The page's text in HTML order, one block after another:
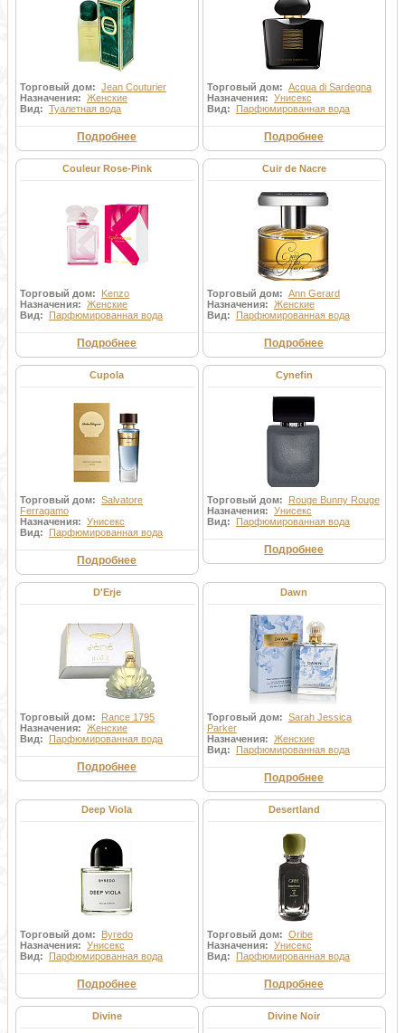
Торговый дом: Jean Couturier
Назначения: Женские
Вид: Туалетная вода
Подробнее
Торговый дом: Acqua di Sardegna
Назначения: Унисекс
Вид: Парфюмированная вода
Подробнее
Couleur Rose-Pink
Торговый дом: Kenzo
Назначения: Женские
Вид: Парфюмированная вода
Подробнее
Cuir de Nacre
Торговый дом: Ann Gerard
Назначения: Женские
Вид: Парфюмированная вода
Подробнее
Cupola
Торговый дом: Salvatore
Ferragamo
Назначения: Унисекс
Вид: Парфюмированная вода
Подробнее
Cynefin
Торговый дом: Rouge Bunny Rouge
Назначения: Унисекс
Вид: Парфюмированная вода
Подробнее
D'Erje
Торговый дом: Rance 1795
Назначения: Женские
Вид: Парфюмированная вода
Подробнее
Dawn
Торговый дом: Sarah Jessica
Parker
Назначения: Женские
Вид: Парфюмированная вода
Подробнее
Deep Viola
Торговый дом: Byredo
Назначения: Унисекс
Вид: Парфюмированная вода
Подробнее
Desertland
Торговый дом: Oribe
Назначения: Унисекс
Вид: Парфюмированная вода
Подробнее
Divine Divine Noir